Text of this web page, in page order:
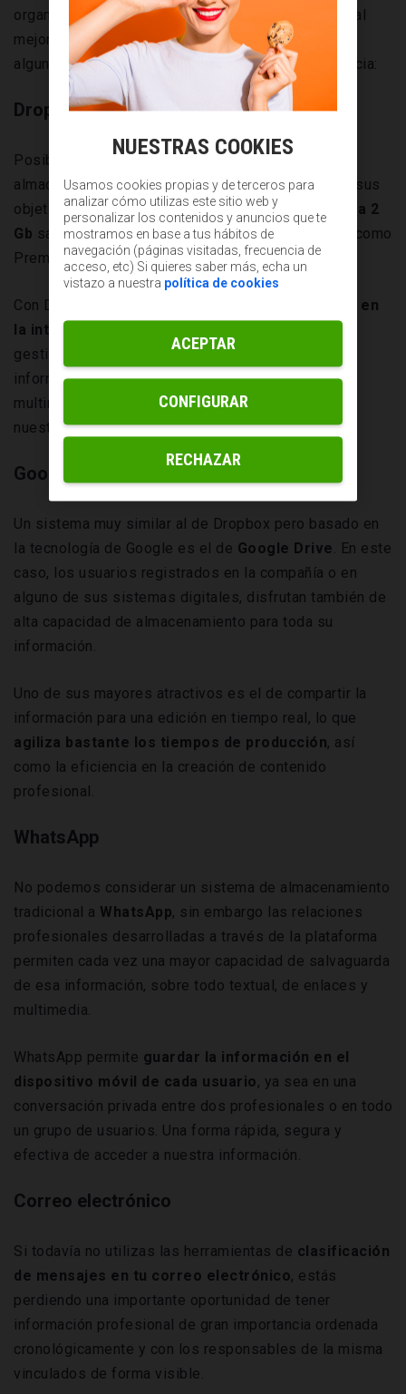
organizar toda la información relativa a tu negocio al
mejor coste posible, en este artículo te ofrecemos
algunas alternativas asequibles y de máxima eficacia:
Dropbox
Posiblemente se trate del mejor sistema de
almacenamiento jamás desarrollado. Sin embargo, sus
objetivos económicoshan limitado su capacidad a 2
Gb salvo para aquellos usuarios que se suscriban como
Premium.
Con Dropbox
disfrutamos de seguridad, rapidez en
la interconexión
de archivos y la posibilidad de
gestionar los usuarios que tienen acceso a la
información, de cualquier tipo (textual, gráfica o
multimedia) que queramos almacenar en relación a
nuestro trabajo.
Google Drive
Un sistema muy similar al de Dropbox pero basado en
la tecnología de Google es el de Google Drive. En este
caso, los usuarios registrados en la compañía o en
alguno de sus sistemas digitales, disfrutan también de
alta capacidad de almacenamiento para toda su
información.
Uno de sus mayores atractivos es el de compartir la
información para una edición en tiempo real, lo que
agiliza bastante los tiempos de producción, así
como la eficiencia en la creación de contenido
profesional.
WhatsApp
No podemos considerar un sistema de almacenamiento
tradicional a WhatsApp, sin embargo las relaciones
profesionales desarrolladas a través de la plataforma
permiten cada vez una mayor capacidad de salvaguarda
de esa información, sobre todo textual, de enlaces y
multimedia.
WhatsApp permite guardar la información en el
dispositivo móvil de cada usuario, ya sea en una
conversación privada entre dos profesionales o en todo
un grupo de usuarios. Una forma rápida, segura y
efectiva de acceder a nuestra información.
Correo electrónico
Si todavía no utilizas las herramientas de clasificación
de mensajes en tu correo electrónico, estás
perdiendo una importante oportunidad de tener
información profesional de gran importancia ordenada
cronológicamente y con los responsables de la misma
vinculados de forma visible.
NUESTRAS COOKIES
Usamos cookies propias y de terceros para
analizar cómo utilizas este sitio web y
personalizar los contenidos y anuncios que te
mostramos en base a tus hábitos de
navegación (páginas visitadas, frecuencia de
acceso, etc) Si quieres saber más, echa un
vistazo a nuestra política de cookies
RECHAZAR
ACEPTAR
CONFIGURAR